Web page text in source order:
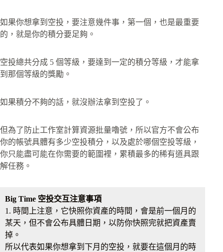
如果你想拿到空投，要注意幾件事，第一個，也是最重要
的，就是你的積分要足夠。
空投總共分成 5 個等級，要達到一定的積分等級，才能拿
到那個等級的獎勵。
如果積分不夠的話，就沒辦法拿到空投了。
但為了防止工作室計算資源批量嚕號，所以官方不會公布
你的帳號具體有多少空投積分，以及處於哪個空投等級，
你只能盡可能在你需要的範圍裡，累積最多的稀有道具跟
解任務。
Big Time 空投交互注意事項
1. 時間上注意，它快照你資產的時間，會是前一個月的
某天，但不會公布具體日期，以防你快照完就把資產賣
掉。
所以代表如果你想拿到下月的空投，就要在這個月的時